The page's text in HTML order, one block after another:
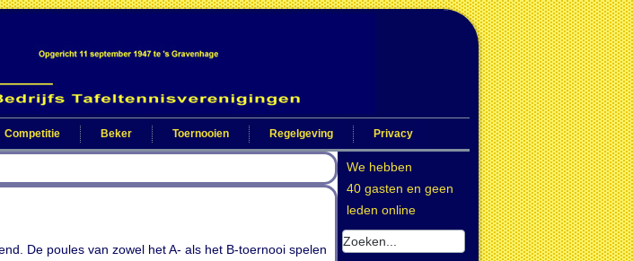
Competitie Beker Toernooien Regelgeving Privacy
De poules van zowel het A- als het B-toernooi spelen
We hebben
40 gasten en geen
leden online